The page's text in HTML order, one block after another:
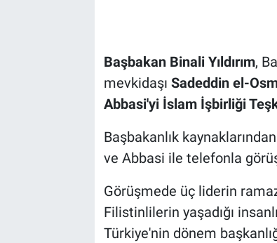
Başbakan Binali Yıldırım,
mevkidaşı Sadeddin el-
Abbasi'yi İslam İşbirliği
Başbakanlık
ve Abbasi ile telefonla
Görüşmede üç liderin
Filistinlilerin yaşadığı
Türkiye'nin dönem